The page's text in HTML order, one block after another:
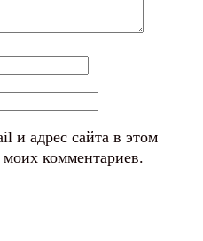
и адрес сайта в этом
комментариев.